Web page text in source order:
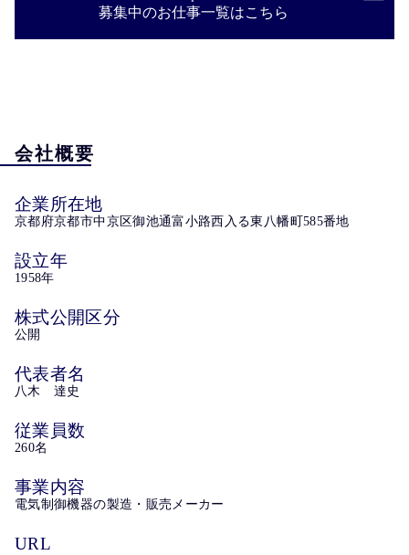
募集中のお仕事一覧はこちら
会社概要
企業所在地
京都府京都市中京区御池通富小路西入る東八幡町585番地
設立年
1958年
株式公開区分
公開
代表者名
八木 達史
従業員数
260名
事業内容
電気制御機器の製造・販売メーカー
URL